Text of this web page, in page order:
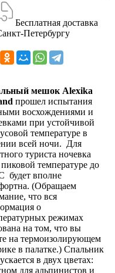
Бесплатная доставка
Петербургу
мешок Alexika
прошел испытания
восхождениями и
при устойчивой
температуре в
всей ночи. Для
туриста ночевка
температуре до
будет вполне
(Обращаем
что вся
о
режимах
на том, что вы
на термоизолирующем
в палатке.) Спальник
в двух цветах:
для альпинистов и